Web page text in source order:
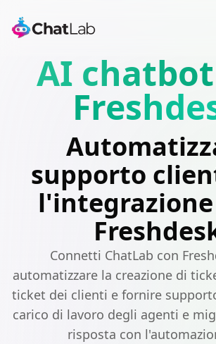
AI
supporto
Connetti ChatLab con
automatizzare la creazione di
ticket dei clienti e fornire
carico di lavoro degli agenti e
risposta con